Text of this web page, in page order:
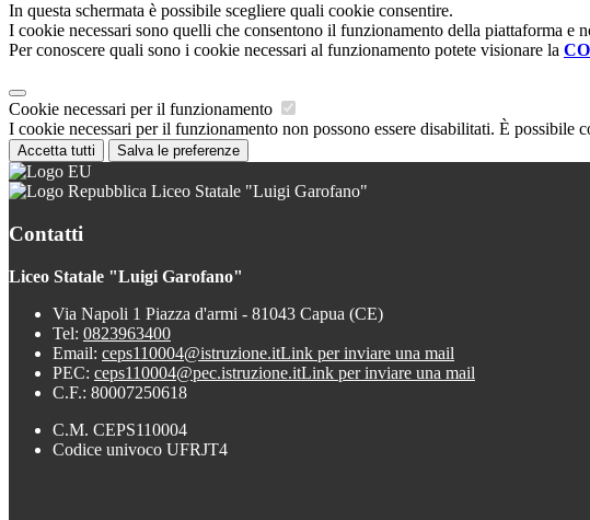
In questa schermata è possibile scegliere quali cookie consentire.
I cookie necessari sono quelli che consentono il funzionamento della piattaforma e
Per conoscere quali sono i cookie necessari al funzionamento potete visionare la
Cookie necessari per il funzionamento
I cookie necessari per il funzionamento non possono essere disabilitati. È possibile
Accetta tutti Salva le preferenze
Liceo Statale "Luigi Garofano"
Contatti
Liceo Statale "Luigi Garofano"
Via Napoli 1 Piazza d'armi - 81043 Capua (CE)
Tel: 0823963400
Email: ceps110004@istruzione.itLink per inviare una mail
PEC: ceps110004@pec.istruzione.itLink per inviare una mail
C.F.: 80007250618
C.M. CEPS110004
Codice univoco UFRJT4